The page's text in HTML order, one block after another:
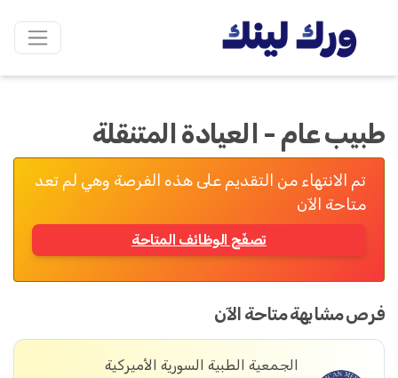
طبيب عام - العيادة المتنقلة
تم الانتهاء من التقديم على هذه الفرصة وهي لم تعد
متاحة الآن
تصفّح الوظائف المتاحة
فرص مشابهة متاحة الآن
الجمعية الطبية السورية الأميركية